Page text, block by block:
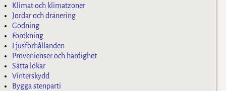
Klimat och klimatzoner
Jordar och dränering
Gödning
Förökning
Ljusförhållanden
Provenienser och härdighet
Sätta lökar
Vinterskydd
Bygga stenparti